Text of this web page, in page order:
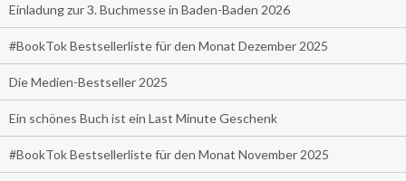
Einladung zur 3. Buchmesse in Baden-Baden 2026
#BookTok Bestsellerliste für den Monat Dezember 2025
Die Medien-Bestseller 2025
Ein schönes Buch ist ein Last Minute Geschenk
#BookTok Bestsellerliste für den Monat November 2025